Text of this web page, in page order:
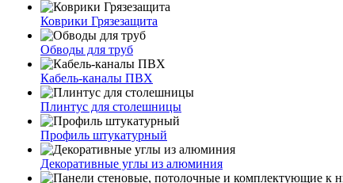
Коврики Грязезащита
Обводы для труб
Кабель-каналы ПВХ
Плинтус для столешницы
Профиль штукатурный
Декоративные углы из алюминия